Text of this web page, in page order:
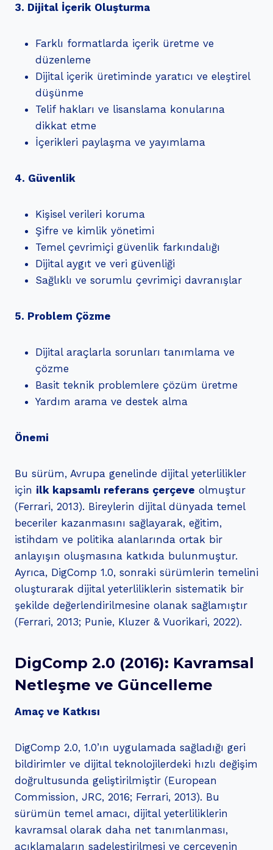
3. Dijital İçerik Oluşturma
Farklı formatlarda içerik üretme ve
düzenleme
Dijital içerik üretiminde yaratıcı ve eleştirel
düşünme
Telif hakları ve lisanslama konularına
dikkat etme
İçerikleri paylaşma ve yayımlama
4. Güvenlik
Kişisel verileri koruma
Şifre ve kimlik yönetimi
Temel çevrimiçi güvenlik farkındalığı
Dijital aygıt ve veri güvenliği
Sağlıklı ve sorumlu çevrimiçi davranışlar
5. Problem Çözme
Dijital araçlarla sorunları tanımlama ve
çözme
Basit teknik problemlere çözüm üretme
Yardım arama ve destek alma
Önemi
Bu sürüm, Avrupa genelinde dijital yeterlilikler
için ilk kapsamlı referans çerçeve olmuştur
(Ferrari, 2013). Bireylerin dijital dünyada temel
beceriler kazanmasını sağlayarak, eğitim,
istihdam ve politika alanlarında ortak bir
anlayışın oluşmasına katkıda bulunmuştur.
Ayrıca, DigComp 1.0, sonraki sürümlerin temelini
oluşturarak dijital yeterliliklerin sistematik bir
şekilde değerlendirilmesine olanak sağlamıştır
(Ferrari, 2013; Punie, Kluzer & Vuorikari, 2022).
DigComp 2.0 (2016): Kavramsal
Netleşme ve Güncelleme
Amaç ve Katkısı
DigComp 2.0, 1.0’ın uygulamada sağladığı geri
bildirimler ve dijital teknolojilerdeki hızlı değişim
doğrultusunda geliştirilmiştir (European
Commission, JRC, 2016; Ferrari, 2013). Bu
sürümün temel amacı, dijital yeterliliklerin
kavramsal olarak daha net tanımlanması,
açıklamaların sadeleştirilmesi ve çerçevenin